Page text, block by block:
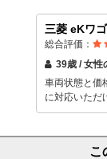
三菱 eKワ
総合評価：
39歳 / 女性
車両状態と価
に対応いただ
こ